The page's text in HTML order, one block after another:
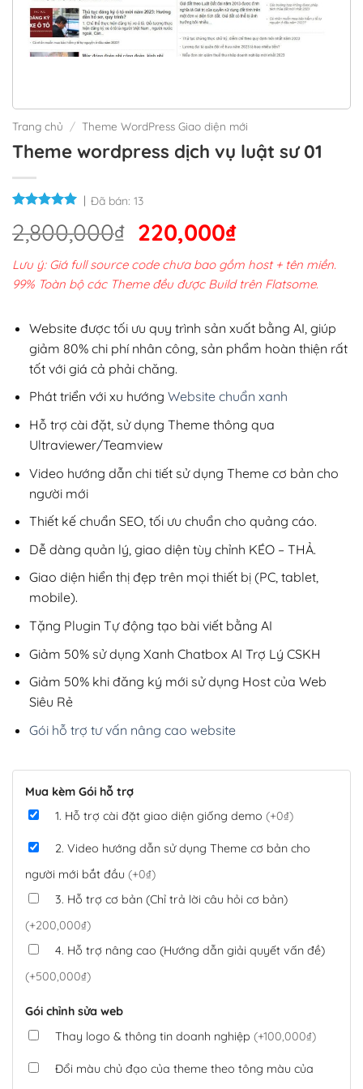
Trang chủ / Theme WordPress Giao diện mới
Theme wordpress dịch vụ luật sư 01
Đã bán: 13
2,800,000₫ Giá
gốc
là:
2,800,000₫.
220,000₫Giá
hiện
tại
220,000₫.
Lưu ý: Giá full source code chưa bao gồm host + tên miền.
99% Toàn bộ các Theme đều được Build trên Flatsome.
Website được tối ưu quy trình sản xuất bằng AI, giúp
giảm 80% chi phí nhân công, sản phẩm hoàn thiện rất
tốt với giá cả phải chăng.
Phát triển với xu hướng Website chuẩn xanh
Hỗ trợ cài đặt, sử dụng Theme thông qua
Ultraviewer/Teamview
Video hướng dẫn chi tiết sử dụng Theme cơ bản cho
người mới
Thiết kế chuẩn SEO, tối ưu chuẩn cho quảng cáo.
Dễ dàng quản lý, giao diện tùy chỉnh KÉO – THẢ.
Giao diện hiển thị đẹp trên mọi thiết bị (PC, tablet,
mobile).
Tặng Plugin Tự động tạo bài viết bằng AI
Giảm 50% sử dụng Xanh Chatbox AI Trợ Lý CSKH
Giảm 50% khi đăng ký mới sử dụng Host của Web
Siêu Rẻ
Gói hỗ trợ tư vấn nâng cao website
Mua kèm Gói hỗ trợ
1. Hỗ trợ cài đặt giao diện giống demo (+0₫)
2. Video hướng dẫn sử dụng Theme cơ bản cho
người mới bắt đầu (+0₫)
3. Hỗ trợ cơ bản (Chỉ trả lời câu hỏi cơ bản)
(+200,000₫)
4. Hỗ trợ nâng cao (Hướng dẫn giải quyết vấn đề)
(+500,000₫)
Gói chỉnh sửa web
Thay logo & thông tin doanh nghiệp (+100,000₫)
Đổi màu chủ đạo của theme theo tông màu của